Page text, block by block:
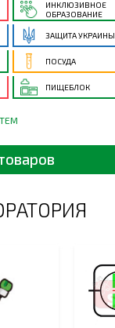
ИНКЛЮЗИВНОЕ
ОБРАЗОВАНИЕ
ЗАЩИТА УКРАИНЫ
ПОСУДА
ПИЩЕБЛОК